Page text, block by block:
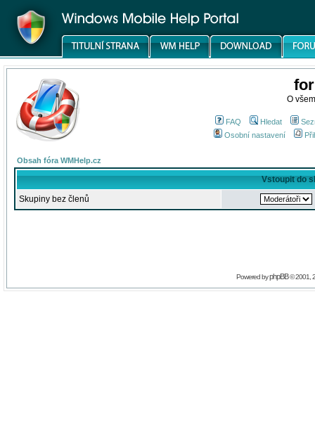
O
FAQ Hledat
Osobní nastavení
Obsah fóra WMHelp.cz
Vstoupit do
Skupiny bez členů
Powered byphpBB© 2001,